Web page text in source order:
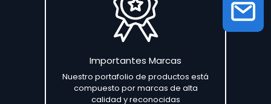
Importantes Marcas
Nuestro portafolio de productos está
compuesto por marcas de alta
calidad y reconocidas